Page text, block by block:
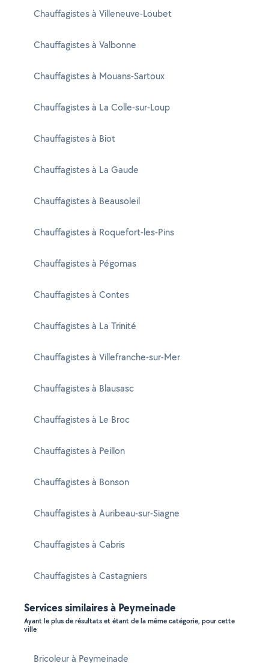
Chauffagistes à Villeneuve-Loubet
Chauffagistes à Valbonne
Chauffagistes à Mouans-Sartoux
Chauffagistes à La Colle-sur-Loup
Chauffagistes à Biot
Chauffagistes à La Gaude
Chauffagistes à Beausoleil
Chauffagistes à Roquefort-les-Pins
Chauffagistes à Pégomas
Chauffagistes à Contes
Chauffagistes à La Trinité
Chauffagistes à Villefranche-sur-Mer
Chauffagistes à Blausasc
Chauffagistes à Le Broc
Chauffagistes à Peillon
Chauffagistes à Bonson
Chauffagistes à Auribeau-sur-Siagne
Chauffagistes à Cabris
Chauffagistes à Castagniers
Services similaires à Peymeinade
Ayant le plus de résultats et étant de la même catégorie, pour cette
ville
Bricoleur à Peymeinade